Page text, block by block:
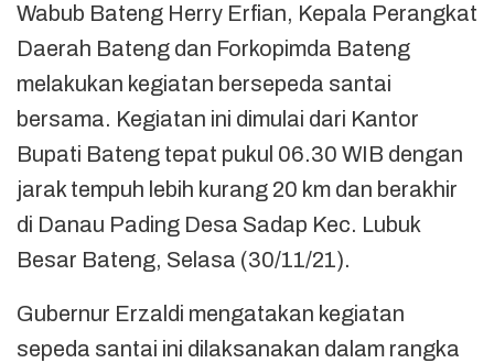
Wabub Bateng Herry Erfian, Kepala Perangkat
Daerah Bateng dan Forkopimda Bateng
melakukan kegiatan bersepeda santai
bersama. Kegiatan ini dimulai dari Kantor
Bupati Bateng tepat pukul 06.30 WIB dengan
jarak tempuh lebih kurang 20 km dan berakhir
di Danau Pading Desa Sadap Kec. Lubuk
Besar Bateng, Selasa (30/11/21).
Gubernur Erzaldi mengatakan kegiatan
sepeda santai ini dilaksanakan dalam rangka